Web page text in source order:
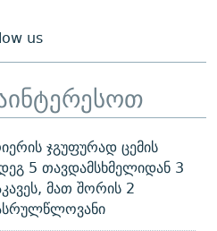
us
ჯგუფურად ცემის
5 თავდამსხმელიდან 3
მათ შორის 2